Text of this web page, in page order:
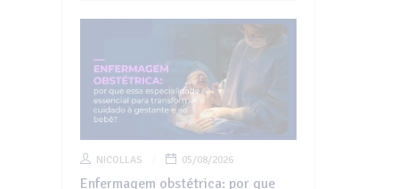
NICOLLAS 05/08/2026
Enfermagem obstétrica: por que